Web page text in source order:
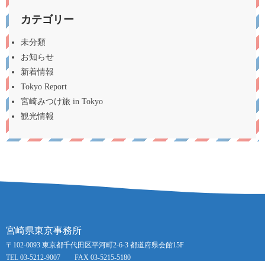
カテゴリー
未分類
お知らせ
新着情報
Tokyo Report
宮崎みつけ旅 in Tokyo
観光情報
宮崎県東京事務所
〒102-0093 東京都千代田区平河町2-6-3 都道府県会館15F
TEL 03-5212-9007 FAX 03-5215-5180